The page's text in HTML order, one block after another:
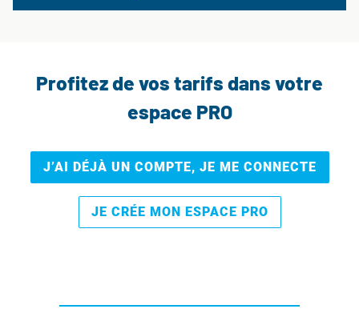
Profitez de vos tarifs dans votre
espace PRO
J’AI DÉJÀ UN COMPTE, JE ME CONNECTE
JE CRÉE MON ESPACE PRO